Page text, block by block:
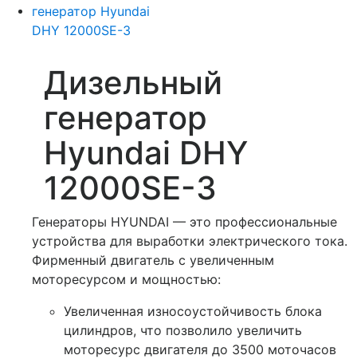
Дизельный
генератор
Hyundai DHY
12000SE-3
Генераторы HYUNDAI — это профессиональные
устройства для выработки электрического тока.
Фирменный двигатель с увеличенным
моторесурсом и мощностью:
Увеличенная износоустойчивость блока
цилиндров, что позволило увеличить
моторесурс двигателя до 3500 моточасов